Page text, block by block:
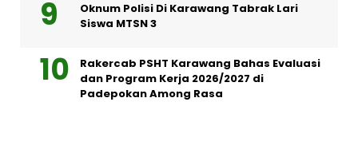
Oknum Polisi Di Karawang Tabrak Lari
Siswa MTSN 3
Rakercab PSHT Karawang Bahas Evaluasi
dan Program Kerja 2026/2027 di
Padepokan Among Rasa